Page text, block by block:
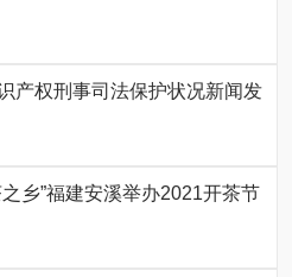
产权刑事司法保护状况新闻发
乡”福建安溪举办2021开茶节